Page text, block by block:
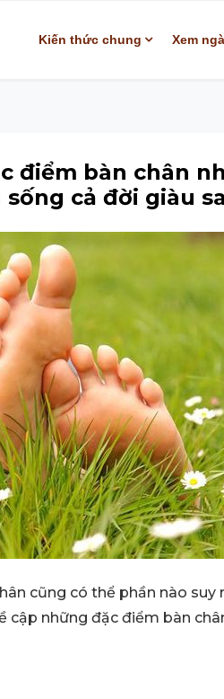
Kiến thức chung Xem
điểm bàn chân
cả đời giàu
cũng có thể phần nào suy
cập những đặc điểm bàn